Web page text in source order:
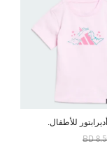
للأطفال.
Price Reduced
BD
To